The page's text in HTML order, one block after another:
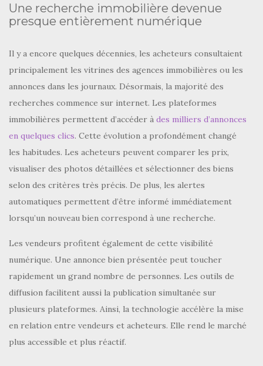
Une recherche immobilière devenue
presque entièrement numérique
Il y a encore quelques décennies, les acheteurs consultaient
principalement les vitrines des agences immobilières ou les
annonces dans les journaux. Désormais, la majorité des
recherches commence sur internet. Les plateformes
immobilières permettent d’accéder à des milliers d’annonces
en quelques clics. Cette évolution a profondément changé
les habitudes. Les acheteurs peuvent comparer les prix,
visualiser des photos détaillées et sélectionner des biens
selon des critères très précis. De plus, les alertes
automatiques permettent d’être informé immédiatement
lorsqu’un nouveau bien correspond à une recherche.
Les vendeurs profitent également de cette visibilité
numérique. Une annonce bien présentée peut toucher
rapidement un grand nombre de personnes. Les outils de
diffusion facilitent aussi la publication simultanée sur
plusieurs plateformes. Ainsi, la technologie accélère la mise
en relation entre vendeurs et acheteurs. Elle rend le marché
plus accessible et plus réactif.